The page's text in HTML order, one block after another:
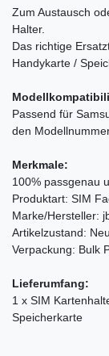
Zum Austausch
Halter.
Das richtige
Handykarte /
Passend für
den
Merkmale:
100% passgenau
Produktart: SIM
Marke/Hersteller:
Artikelzustand:
Verpackung: Bulk
Lieferumfang:
1 x SIM
Speicherkarte